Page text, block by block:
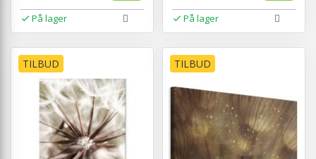
På lager På lager
TILBUD TILBUD